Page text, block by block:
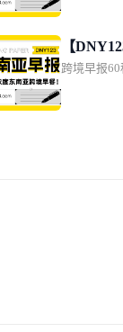
【
保”！物
跨境早报